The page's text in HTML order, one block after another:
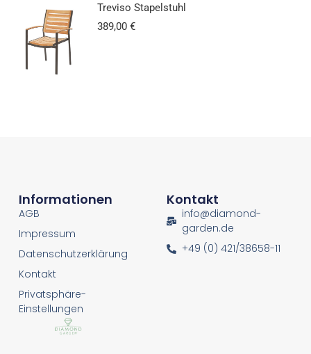
Treviso Stapelstuhl
389,00 €
Informationen
AGB
Impressum
Datenschutzerklärung
Kontakt
Privatsphäre-
Einstellungen
Kontakt
info@diamond-
garden.de
+49 (0) 421/38658-11